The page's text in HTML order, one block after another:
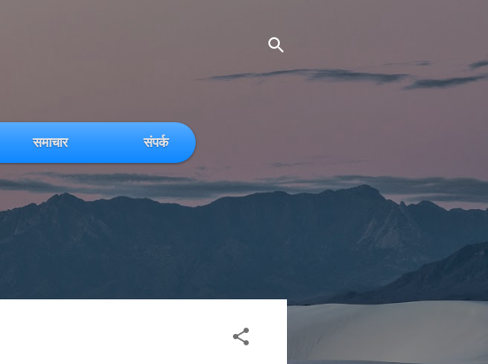
समाचार संपर्क